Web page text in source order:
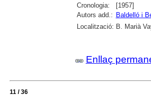
Cronologia:
[1957]
Autors add.: Baldelló i
Localització: B. Marià
Enllaç
11 / 36